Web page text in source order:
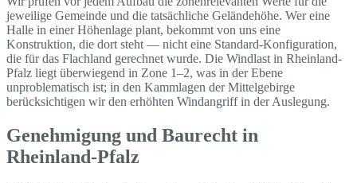
jeweilige Gemeinde und die tatsächliche Geländehöhe. Wer eine
Halle in einer Höhenlage plant, bekommt von uns eine
Konstruktion, die dort steht — nicht eine Standard-Konfiguration,
die für das Flachland gerechnet wurde. Die Windlast in Rheinland-
Pfalz liegt überwiegend in Zone 1–2, was in der Ebene
unproblematisch ist; in den Kammlagen der Mittelgebirge
berücksichtigen wir den erhöhten Windangriff in der Auslegung.
Genehmigung und Baurecht in
Rheinland-Pfalz